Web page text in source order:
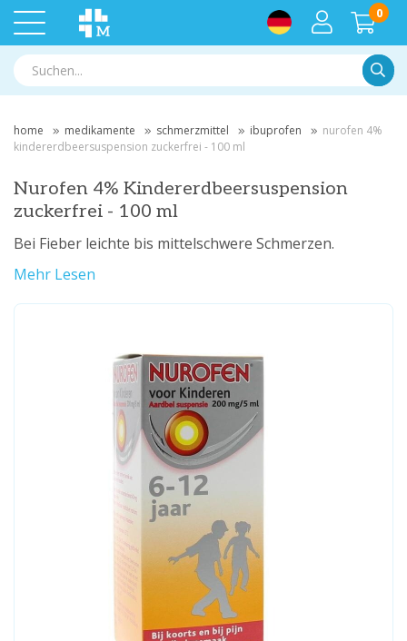
0
home medikamente schmerzmittel ibuprofen
nurofen 4%
kindererdbeersuspension zuckerfrei - 100 ml
Nurofen 4% Kindererdbeersuspension
zuckerfrei - 100 ml
Bei Fieber leichte bis mittelschwere Schmerzen.
Mehr Lesen